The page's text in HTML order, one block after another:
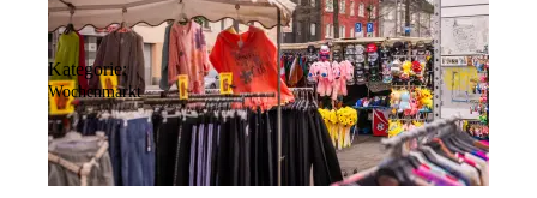
Kategorie:
Wochenmarkt